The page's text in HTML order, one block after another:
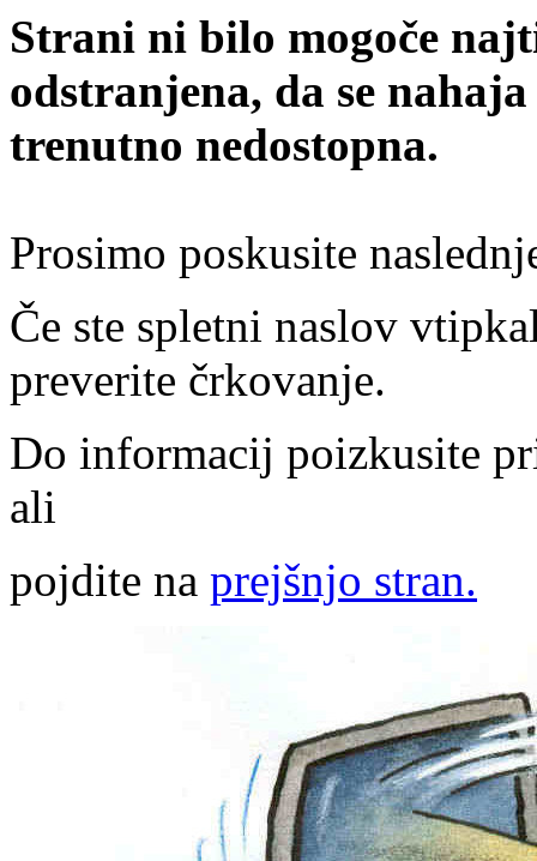
Strani ni bilo mogoče
odstranjena, da se
trenutno nedostopna.
Prosimo poskusite
Če ste spletni naslov
preverite črkovanje.
Do informacij poizkusite
ali
pojdite na prejšnjo stran.